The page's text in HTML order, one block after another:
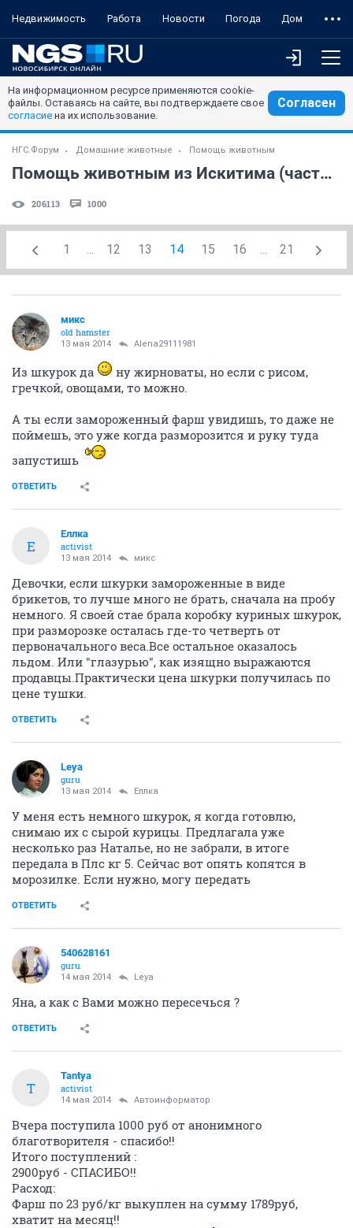
Недвижимость Работа Новости Погода Дом
На информационном ресурсе применяются cookie-
файлы. Оставаясь на сайте, вы подтверждаете свое
согласие на их использование.
Согласен
НГС.Форум Домашние животные Помощь животным
Помощь животным из Искитима (часть 2)
206113 1000
1 ... 12 13 14 15 16 ... 21
микс
old hamster
13 мая 2014 Alena29111981
Из шкурок да
ну жирноваты, но если с рисом,
гречкой, овощами, то можно.
А ты если замороженный фарш увидишь, то даже не
поймешь, это уже когда разморозится и руку туда
запустишь
ОТВЕТИТЬ
Е
Еллка
activist
13 мая 2014 микс
Девочки, если шкурки замороженные в виде
брикетов, то лучше много не брать, сначала на пробу
немного. Я своей стае брала коробку куриных шкурок,
при разморозке осталась где-то четверть от
первоначального веса.Все остальное оказалось
льдом. Или "глазурью", как изящно выражаются
продавцы.Практически цена шкурки получилась по
цене тушки.
ОТВЕТИТЬ
Leya
guru
13 мая 2014 Еллка
У меня есть немного шкурок, я когда готовлю,
снимаю их с сырой курицы. Предлагала уже
несколько раз Наталье, но не забрали, в итоге
передала в Плс кг 5. Сейчас вот опять копятся в
морозилке. Если нужно, могу передать
ОТВЕТИТЬ
540628161
guru
14 мая 2014 Leya
Яна, а как с Вами можно пересечься ?
ОТВЕТИТЬ
T
Tantya
activist
14 мая 2014 Автоинформатор
Вчера поступила 1000 руб от анонимного
благотворителя - спасибо!!
Итого поступлений :
2900руб - СПАСИБО!!
Расход:
Фарш по 23 руб/кг выкуплен на сумму 1789руб,
хватит на месяц!!